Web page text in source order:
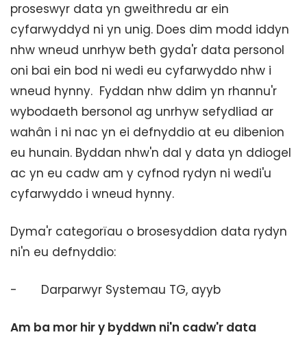
proseswyr data yn gweithredu ar ein
cyfarwyddyd ni yn unig. Does dim modd iddyn
nhw wneud unrhyw beth gyda'r data personol
oni bai ein bod ni wedi eu cyfarwyddo nhw i
wneud hynny. Fyddan nhw ddim yn rhannu'r
wybodaeth bersonol ag unrhyw sefydliad ar
wahân i ni nac yn ei defnyddio at eu dibenion
eu hunain. Byddan nhw'n dal y data yn ddiogel
ac yn eu cadw am y cyfnod rydyn ni wedi'u
cyfarwyddo i wneud hynny.
Dyma'r categorïau o brosesyddion data rydyn
ni'n eu defnyddio:
- Darparwyr Systemau TG, ayyb
Am ba mor hir y byddwn ni'n cadw'r data